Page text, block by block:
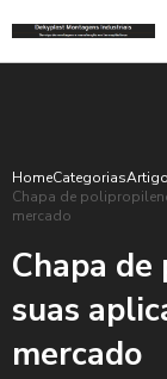
HomeCategorias
Chapa de
mercado
Chapa
suas
mercado